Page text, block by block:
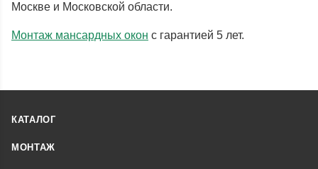
Москве и Московской области.
Монтаж мансардных окон с гарантией 5 лет.
КАТАЛОГ
МОНТАЖ